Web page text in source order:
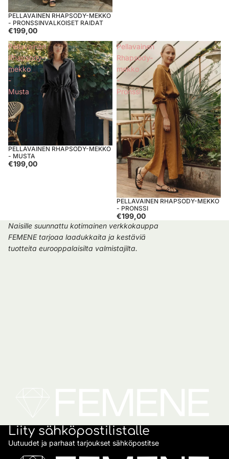
PELLAVAINEN RHAPSODY-MEKKO
- PRONSSINVALKOISET RAIDAT
€199,00
Pellavainen
Rhapsody-
mekko
-
Musta
PELLAVAINEN RHAPSODY-MEKKO
- MUSTA
€199,00
Pellavainen
Rhapsody-
mekko
-
Pronssi
PELLAVAINEN RHAPSODY-MEKKO
- PRONSSI
€199,00
Naisille suunnattu kotimainen verkkokauppa
FEMENE tarjoaa laadukkaita ja kestäviä
tuotteita eurooppalaisilta valmistajilta.
Liity sähköpostilistalle
Uutuudet ja parhaat tarjoukset sähköpostitse